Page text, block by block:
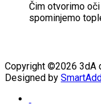
Čim otvorimo
spominjemo
Copyright ©2026 3dA
Designed by